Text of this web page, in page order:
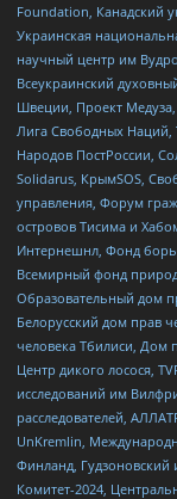
Foundation, Канадский
Украинская
научный центр им
Всеукраинский
Швеции, Проект
Лига Свободных
Народов ПостРоссии,
Solidarus, КрымSOS,
управления, Форум
островов Тисима и
Интернешнл, Фонд
Всемирный фонд
Образовательный дом
Белорусский дом прав
человека Тбилиси, Дом
Центр дикого лосося,
исследований им
расследователей,
UnKremlin,
Финланд, Гудзоновский
Комитет-2024,